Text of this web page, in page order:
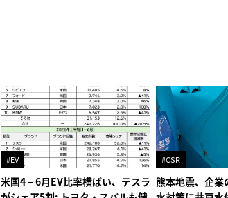
#EV
米国4－6月EV比率横ばい、テスラ
#CSR
熊本地震、企業